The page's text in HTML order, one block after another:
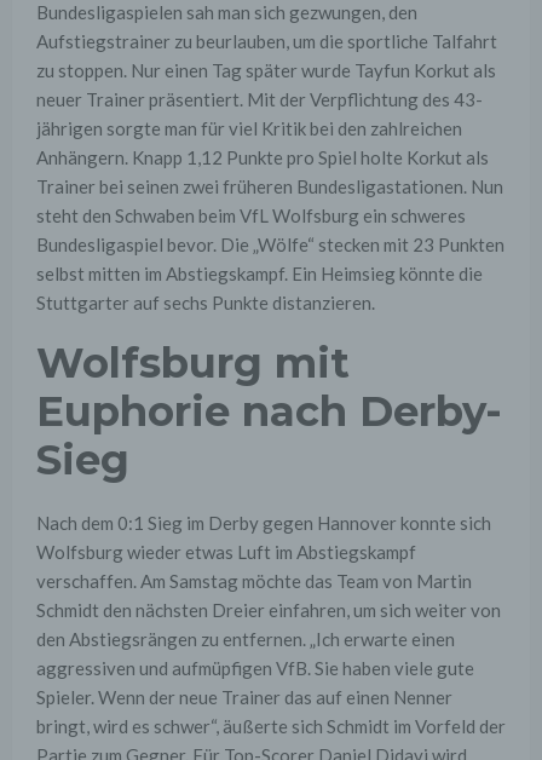
Bundesligaspielen sah man sich gezwungen, den
Aufstiegstrainer zu beurlauben, um die sportliche Talfahrt
zu stoppen. Nur einen Tag später wurde Tayfun Korkut als
neuer Trainer präsentiert. Mit der Verpflichtung des 43-
jährigen sorgte man für viel Kritik bei den zahlreichen
Anhängern. Knapp 1,12 Punkte pro Spiel holte Korkut als
Trainer bei seinen zwei früheren Bundesligastationen. Nun
steht den Schwaben beim VfL Wolfsburg ein schweres
Bundesligaspiel bevor. Die „Wölfe“ stecken mit 23 Punkten
selbst mitten im Abstiegskampf. Ein Heimsieg könnte die
Stuttgarter auf sechs Punkte distanzieren.
Wolfsburg mit
Euphorie nach Derby-
Sieg
Nach dem 0:1 Sieg im Derby gegen Hannover konnte sich
Wolfsburg wieder etwas Luft im Abstiegskampf
verschaffen. Am Samstag möchte das Team von Martin
Schmidt den nächsten Dreier einfahren, um sich weiter von
den Abstiegsrängen zu entfernen. „Ich erwarte einen
aggressiven und aufmüpfigen VfB. Sie haben viele gute
Spieler. Wenn der neue Trainer das auf einen Nenner
bringt, wird es schwer“, äußerte sich Schmidt im Vorfeld der
Partie zum Gegner. Für Top-Scorer Daniel Didavi wird